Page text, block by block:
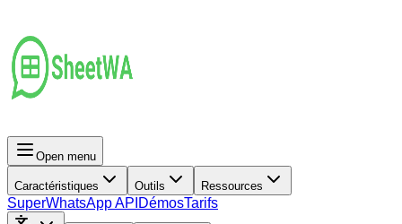
Open menu
Caractéristiques Outils Ressources
SuperWhatsApp API DémosTarifs